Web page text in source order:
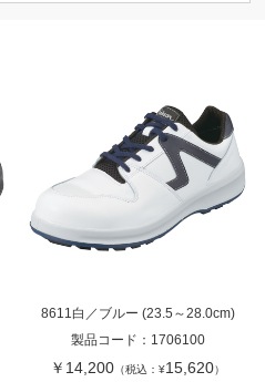
8611白／ブルー (23.5～28.0cm)
製品コード： 1706100
￥14,200 （税込：¥15,620）